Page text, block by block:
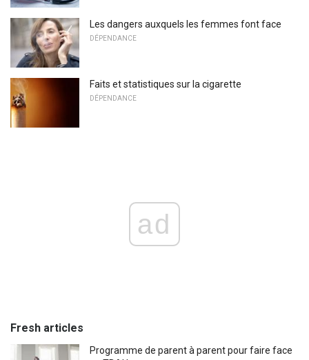
Les dangers auxquels les femmes font face
DÉPENDANCE
Faits et statistiques sur la cigarette
DÉPENDANCE
ad
Fresh articles
Programme de parent à parent pour faire face